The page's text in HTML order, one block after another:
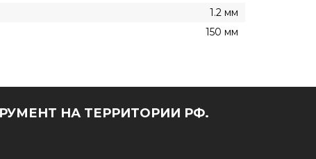
1.2 мм
150 мм
НА ТЕРРИТОРИИ РФ.